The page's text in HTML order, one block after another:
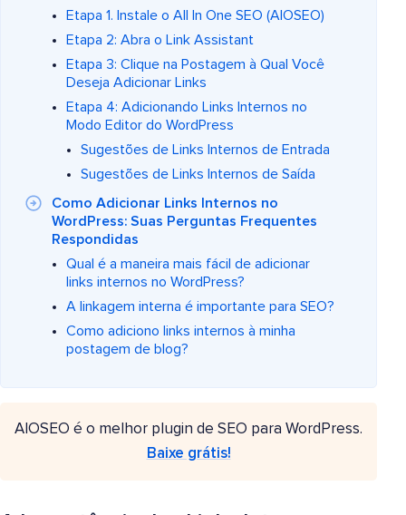
Etapa 1. Instale o All In One SEO (AIOSEO)
Etapa 2: Abra o Link Assistant
Etapa 3: Clique na Postagem à Qual Você
Deseja Adicionar Links
Etapa 4: Adicionando Links Internos no
Modo Editor do WordPress
Sugestões de Links Internos de Entrada
Sugestões de Links Internos de Saída
Como Adicionar Links Internos no
WordPress: Suas Perguntas Frequentes
Respondidas
Qual é a maneira mais fácil de adicionar
links internos no WordPress?
A linkagem interna é importante para SEO?
Como adiciono links internos à minha
postagem de blog?
AIOSEO é o melhor plugin de SEO para WordPress.
Baixe grátis!